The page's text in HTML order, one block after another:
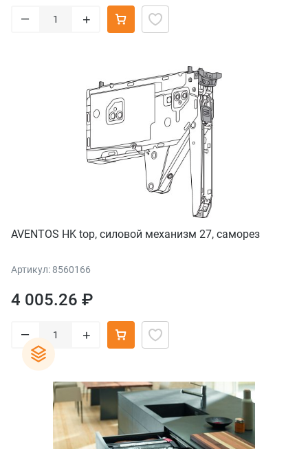
– +
AVENTOS HK top, силовой механизм 27, саморез
Артикул: 8560166
4 005.26 ₽
– +